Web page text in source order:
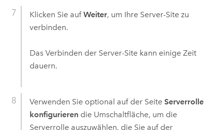
Klicken Sie auf Weiter, um Ihre Server-Site zu
verbinden.
Das Verbinden der Server-Site kann einige Zeit
dauern.
Verwenden Sie optional auf der Seite Serverrolle
konfigurierendie Umschaltfläche, um die
Serverrolle auszuwählen, die Sie auf der